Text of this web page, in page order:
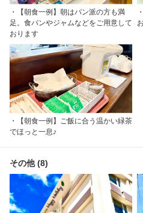
・【朝食一例】朝はパン派の方も満
足。食パンやジャムなどをご用意して
おります
・【朝食一例】ご飯に合う温かい緑茶
でほっと一息♪
その他 (8)